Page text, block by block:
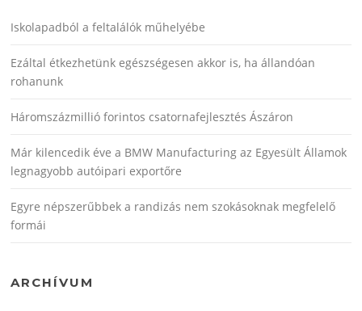
Iskolapadból a feltalálók műhelyébe
Ezáltal étkezhetünk egészségesen akkor is, ha állandóan
rohanunk
Háromszázmillió forintos csatornafejlesztés Ászáron
Már kilencedik éve a BMW Manufacturing az Egyesült Államok
legnagyobb autóipari exportőre
Egyre népszerűbbek a randizás nem szokásoknak megfelelő
formái
ARCHÍVUM